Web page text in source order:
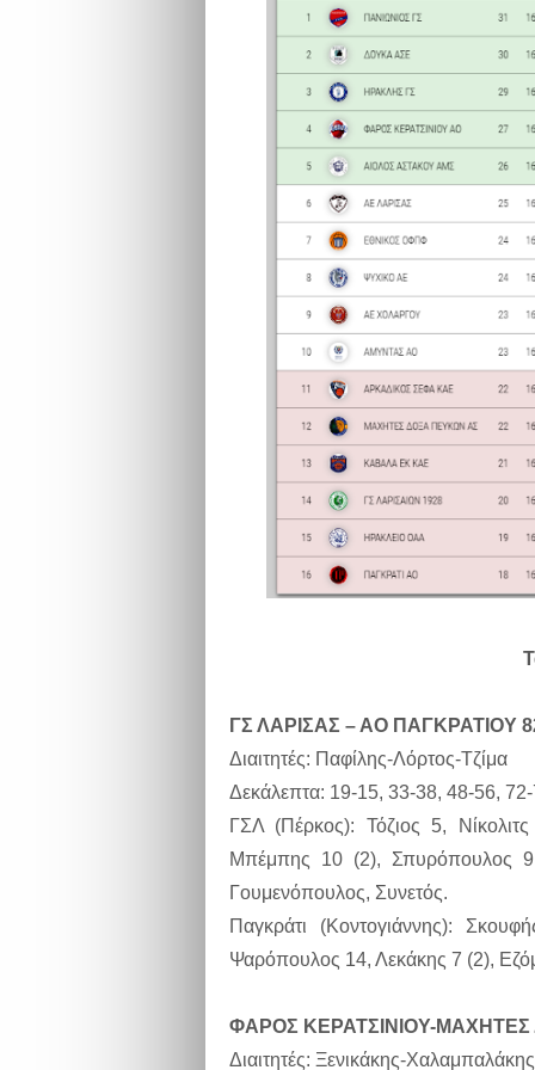
ΓΣ ΛΑΡΙΣΑΣ – ΑΟ ΠΑΓΚΡΑΤΙΟΥ
Διαιτητές: Παφίλης-Λόρτος-Τζίμα
Δεκάλεπτα: 19-15, 33-38, 48-56,
ΓΣΛ (Πέρκος): Τόζιος 5,
Μπέμπης 10 (2), Σπυρόπουλος
Γουμενόπουλος, Συνετός.
Παγκράτι (Κοντογιάννης):
Ψαρόπουλος 14, Λεκάκης 7 (2),
ΦΑΡΟΣ ΚΕΡΑΤΣΙΝΙΟΥ-
Διαιτητές: Ξενικάκης-